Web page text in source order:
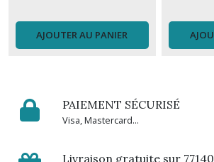
AJOUTER AU PANIER
PAIEMENT SÉCURISÉ
Visa, Mastercard...
Livraison gratuite sur 77140